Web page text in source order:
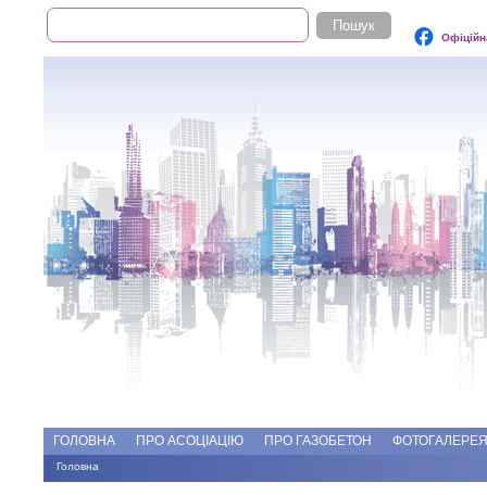
Пошукова форма
Пошук
ГОЛОВНА ПРО АСОЦІАЦІЮ ПРО ГАЗОБЕТОН ФОТОГАЛЕРЕЯ
Ви є тут
Головна